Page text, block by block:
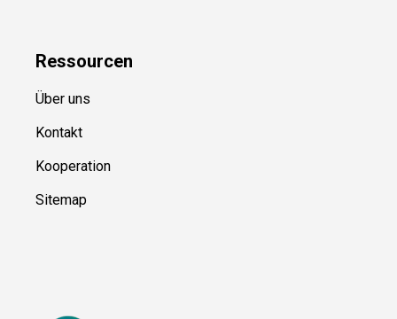
Ressourcen
Über uns
Kontakt
Kooperation
Sitemap